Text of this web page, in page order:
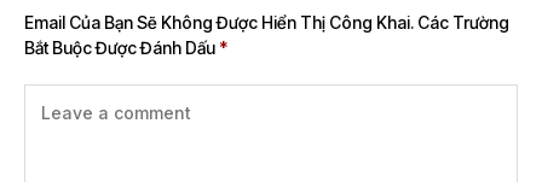
Email Của Bạn Sẽ Không Được Hiển Thị Công Khai. Các Trường
Bắt Buộc Được Đánh Dấu *